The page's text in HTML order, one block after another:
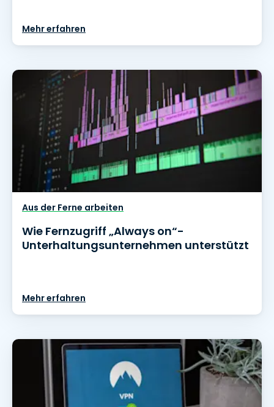
Mehr erfahren
Aus der Ferne arbeiten
Wie Fernzugriff „Always on“-
Unterhaltungsunternehmen unterstützt
Mehr erfahren